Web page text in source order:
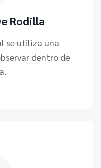
Rodilla
se utiliza una
dentro de